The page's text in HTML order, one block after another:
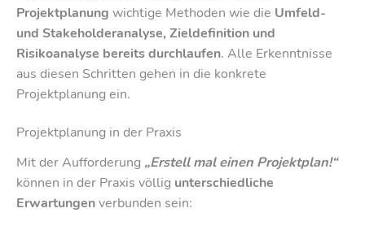
Projektplanung wichtige Methoden wie die Umfeld-
und Stakeholderanalyse, Zieldefinition und
Risikoanalyse bereits durchlaufen. Alle Erkenntnisse
aus diesen Schritten gehen in die konkrete
Projektplanung ein.
Projektplanung in der Praxis
Mit der Aufforderung „Erstell mal einen Projektplan!“
können in der Praxis völlig unterschiedliche
Erwartungenverbunden sein: